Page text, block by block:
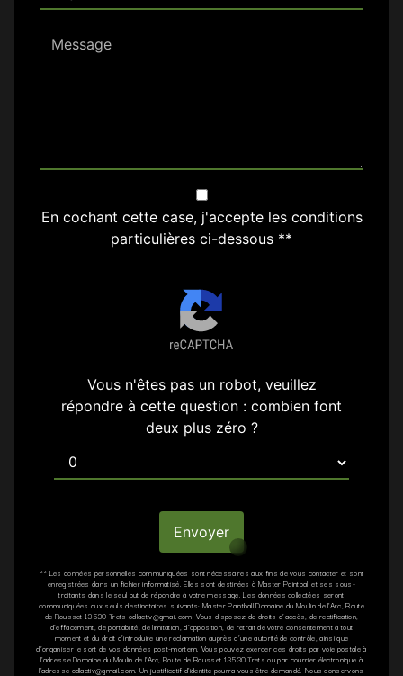
En cochant cette case, j'accepte les conditions
particulières ci-dessous **
Vous n'êtes pas un robot, veuillez
répondre à cette question : combien font
deux plus zéro ?
Envoyer
** Les données personnelles communiquées sont nécessaires aux fins de vous contacter et sont
enregistrées dans un fichier informatisé. Elles sont destinées à Master Paintball et ses sous-
traitants dans le seul but de répondre à votre message. Les données collectées seront
communiquées aux seuls destinataires suivants: Master Paintball Domaine du Moulin de l'Arc, Route
de Rousset 13530 Trets odlactiv@gmail.com. Vous disposez de droits d’accès, de rectification,
d’effacement, de portabilité, de limitation, d’opposition, de retrait de votre consentement à tout
moment et du droit d’introduire une réclamation auprès d’une autorité de contrôle, ainsi que
d’organiser le sort de vos données post-mortem. Vous pouvez exercer ces droits par voie postale à
l'adresse Domaine du Moulin de l'Arc, Route de Rousset 13530 Trets ou par courrier électronique à
l'adresse odlactiv@gmail.com. Un justificatif d'identité pourra vous être demandé. Nous conservons